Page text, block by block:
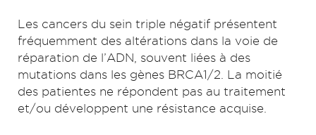
Les cancers du sein triple négatif présentent
fréquemment des altérations dans la voie de
réparation de l’ADN, souvent liées à des
mutations dans les gènes BRCA1/2. La moitié
des patientes ne répondent pas au traitement
et/ou développent une résistance acquise.